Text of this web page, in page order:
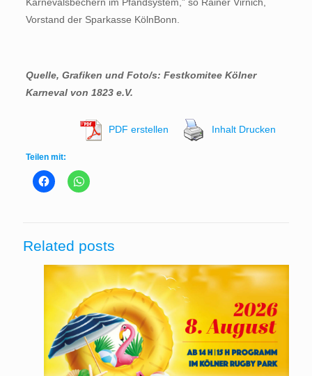
Vorstand der Sparkasse KölnBonn.
Quelle, Grafiken und Foto/s: Festkomitee Kölner
Karneval von 1823 e.V.
PDF erstellen Inhalt Drucken
Teilen mit:
Related posts